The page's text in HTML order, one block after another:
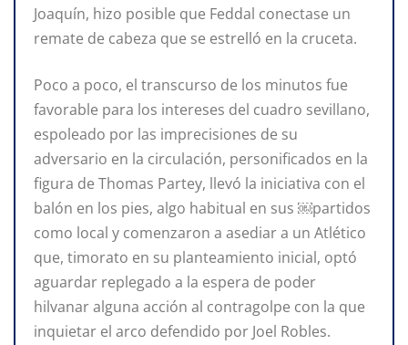
Joaquín, hizo posible que Feddal conectase un
remate de cabeza que se estrelló en la cruceta.
Poco a poco, el transcurso de los minutos fue
favorable para los intereses del cuadro sevillano,
espoleado por las imprecisiones de su
adversario en la circulación, personificados en la
figura de Thomas Partey, llevó la iniciativa con el
balón en los pies, algo habitual en sus ￼partidos
como local y comenzaron a asediar a un Atlético
que, timorato en su planteamiento inicial, optó
aguardar replegado a la espera de poder
hilvanar alguna acción al contragolpe con la que
inquietar el arco defendido por Joel Robles.